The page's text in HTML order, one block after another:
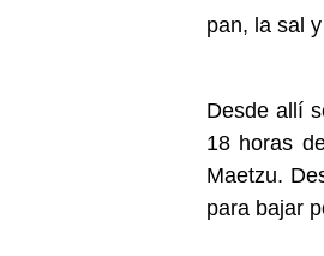
pan, la sal
Desde allí
18 horas
Maetzu.
para bajar